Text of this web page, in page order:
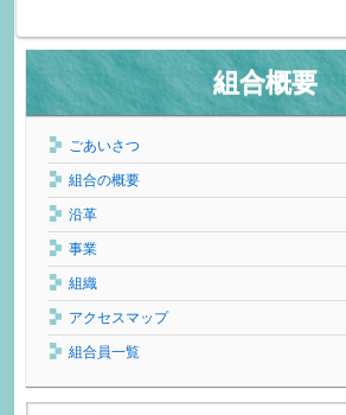
組合概要
ごあいさつ
組合の概要
沿革
事業
組織
アクセスマップ
組合員一覧